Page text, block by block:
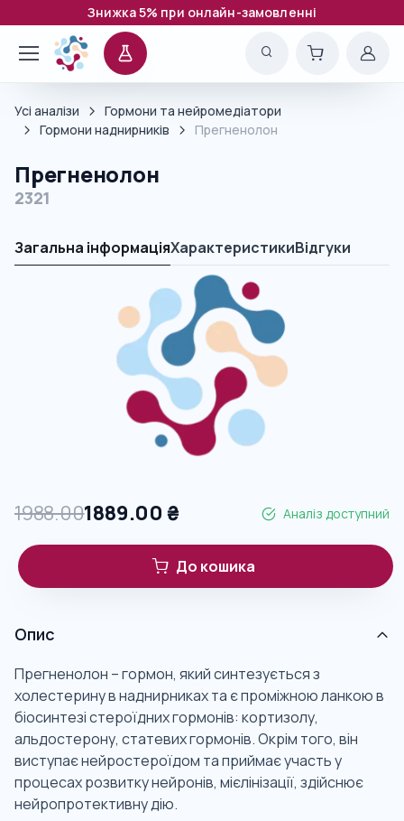
Знижка 5% при онлайн-замовленні
Усі аналізи
Гормони та нейромедіатори
Гормони наднирників
Прегненолон
Прегненолон
2321
Загальна інформаціяХарактеристикиВідгуки
1988.001889.00 ₴ Аналіз доступний
До кошика
Опис
Прегненолон – гормон, який синтезується з
холестерину в наднирниках та є проміжною ланкою в
біосинтезі стероїдних гормонів: кортизолу,
альдостерону, статевих гормонів. Окрім того, він
виступає нейростероїдом та приймає участь у
процесах розвитку нейронів, мієлінізації, здійснює
нейропротективну дію.